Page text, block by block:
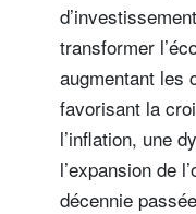
transformer
augmentant les
favorisant la
l’inflation, une
l’expansion de
décennie